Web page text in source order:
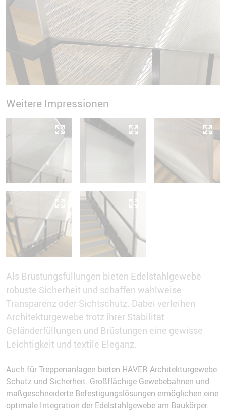
Weitere Impressionen
Als Brüstungsfüllungen bieten Edelstahlgewebe
robuste Sicherheit und schaffen wahlweise
Transparenz oder Sichtschutz. Dabei verleihen
Architekturgewebe trotz ihrer Stabilität
Geländerfüllungen und Brüstungen eine gewisse
Leichtigkeit und textile Eleganz.
Auch für Treppenanlagen bieten HAVER Architekturgewebe
Schutz und Sicherheit. Großflächige Gewebebahnen und
maßgeschneiderte Befestigungslösungen ermöglichen eine
optimale Integration der Edelstahlgewebe am Baukörper.